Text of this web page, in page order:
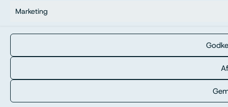
Marketing